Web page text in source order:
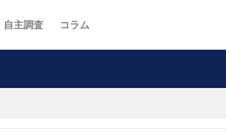
自主調査 コラム